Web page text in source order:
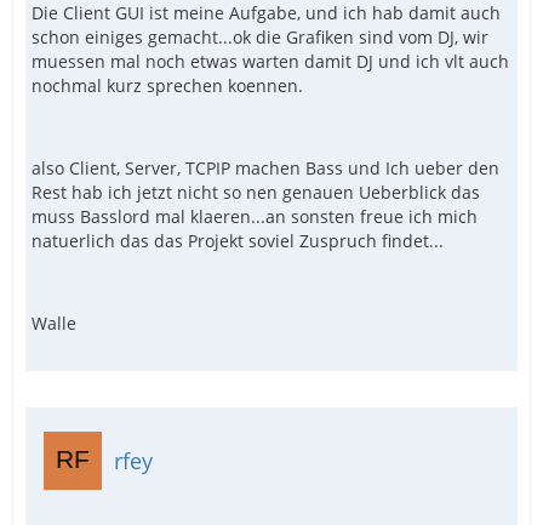
Die Client GUI ist meine Aufgabe, und ich hab damit auch
schon einiges gemacht...ok die Grafiken sind vom DJ, wir
muessen mal noch etwas warten damit DJ und ich vlt auch
nochmal kurz sprechen koennen.
also Client, Server, TCPIP machen Bass und Ich ueber den
Rest hab ich jetzt nicht so nen genauen Ueberblick das
muss Basslord mal klaeren...an sonsten freue ich mich
natuerlich das das Projekt soviel Zuspruch findet...
Walle
rfey